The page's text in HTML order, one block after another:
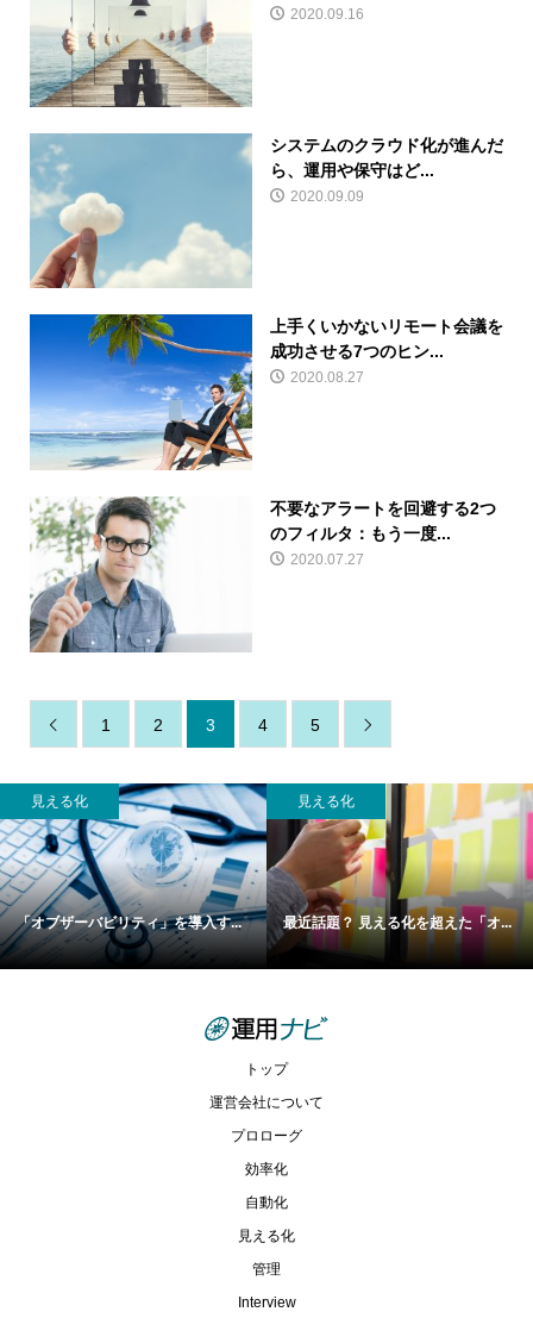
2020.09.16
システムのクラウド化が進んだ
ら、運用や保守はど...
2020.09.09
上手くいかないリモート会議を
成功させる7つのヒン...
2020.08.27
不要なアラートを回避する2つ
のフィルタ：もう一度...
2020.07.27
 1 2 3 4 5 
見える化
「オブザーバビリティ」を導入す...
見える化
最近話題？ 見える化を超えた「オ...
トップ
運営会社について
プロローグ
効率化
自動化
見える化
管理
Interview